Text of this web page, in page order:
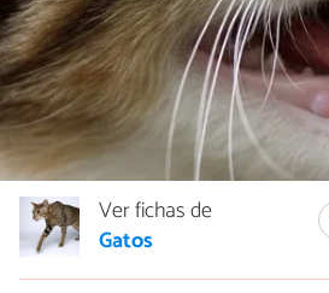
Ver fichas de
Gatos